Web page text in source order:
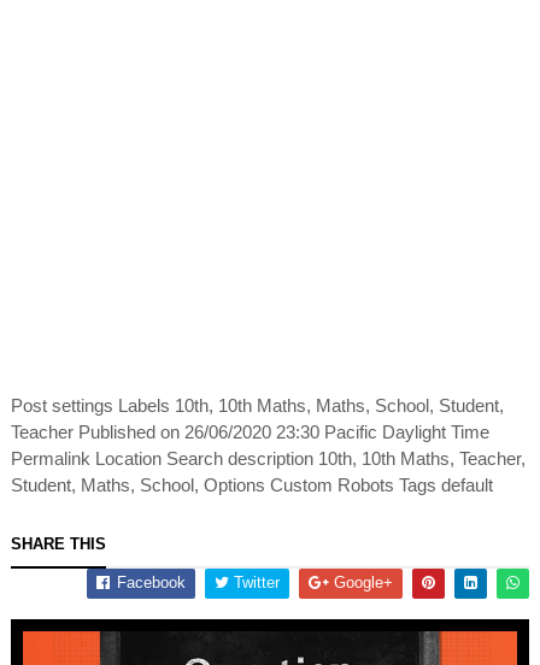
Post settings Labels 10th, 10th Maths, Maths, School, Student,
Teacher Published on 26/06/2020 23:30 Pacific Daylight Time
Permalink Location Search description 10th, 10th Maths, Teacher,
Student, Maths, School, Options Custom Robots Tags default
SHARE THIS
Facebook Twitter Google+